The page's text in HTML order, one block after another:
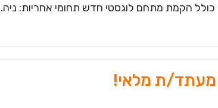
כולל הקמת מתחם לוגסטי חדש תחומי אחריות:
מעתד/ת מלאי!